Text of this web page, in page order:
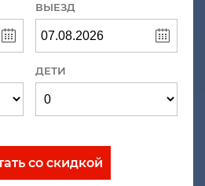
ВЫЕЗД
ДЕТИ
со скидкой